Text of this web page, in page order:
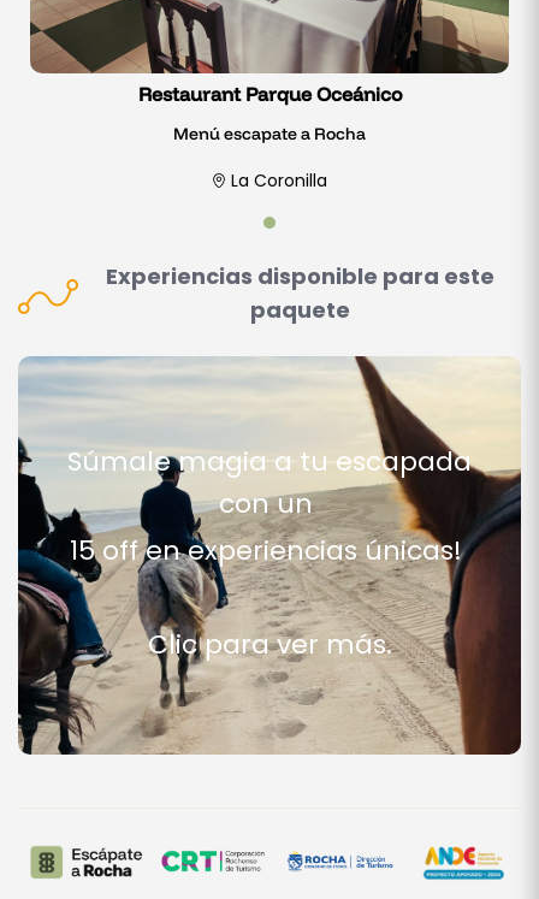
Restaurant Parque Oceánico
Menú escapate a Rocha
La Coronilla
Experiencias disponible para este
paquete
Súmale magia a tu escapada
con un
15 off en experiencias únicas!
Clic para ver más.